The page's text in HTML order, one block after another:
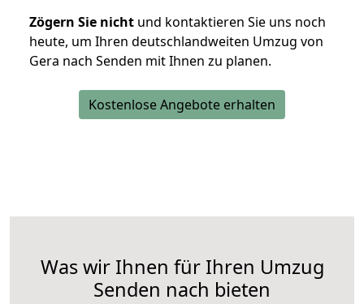
Zögern Sie nicht und kontaktieren Sie uns noch
heute, um Ihren deutschlandweiten Umzug von
Gera nach Senden mit Ihnen zu planen.
Kostenlose Angebote erhalten
Was wir Ihnen für Ihren Umzug
Senden nach bieten